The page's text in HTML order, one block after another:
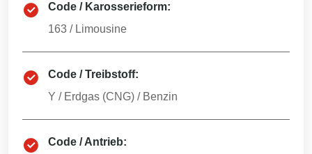
Code / Karosserieform:
163 / Limousine
Code / Treibstoff:
Y / Erdgas (CNG) / Benzin
Code / Antrieb: